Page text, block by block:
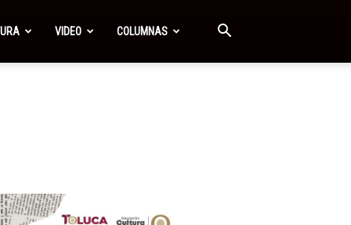
VIDEO COLUMNAS